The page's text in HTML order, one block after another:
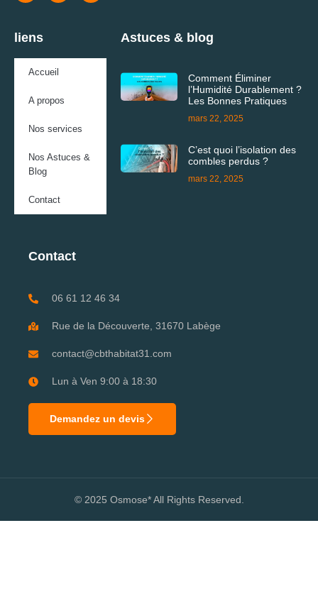
liens
Accueil
A propos
Nos services
Nos Astuces &
Blog
Contact
Astuces & blog
Comment Éliminer
l’Humidité Durablement ?
Les Bonnes Pratiques
mars 22, 2025
C’est quoi l’isolation des
combles perdus ?
mars 22, 2025
Contact
06 61 12 46 34
Rue de la Découverte, 31670 Labège
contact@cbthabitat31.com
Lun à Ven 9:00 à 18:30
Demandez un devis
© 2025 Osmose* All Rights Reserved.